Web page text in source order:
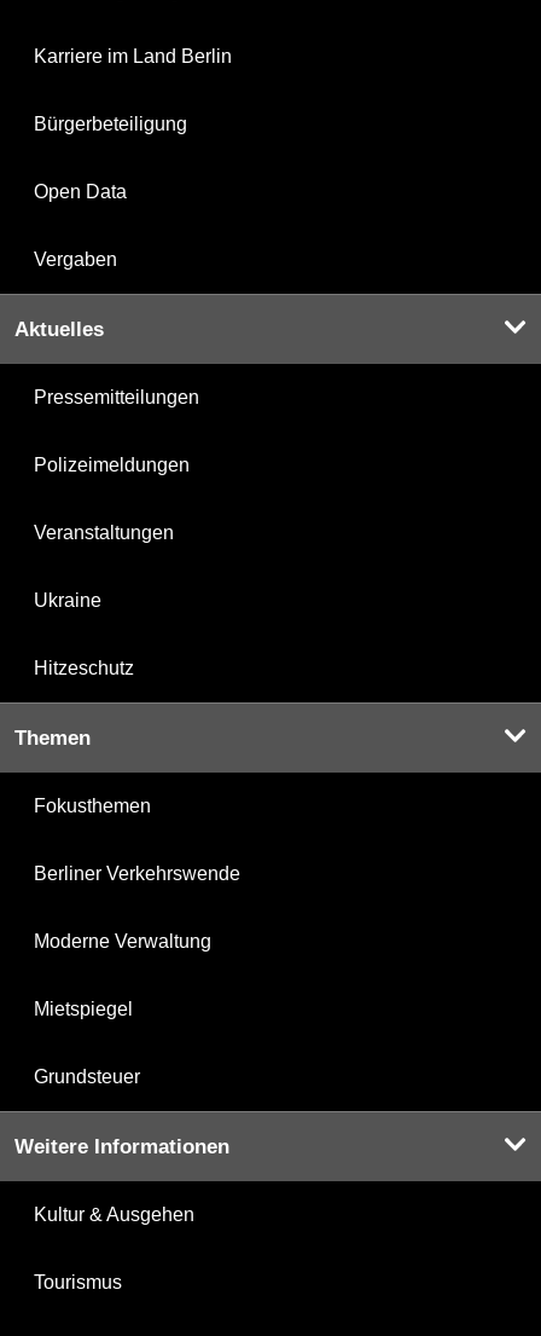
Karriere im Land Berlin
Bürgerbeteiligung
Open Data
Vergaben
Aktuelles
Pressemitteilungen
Polizeimeldungen
Veranstaltungen
Ukraine
Hitzeschutz
Themen
Fokusthemen
Berliner Verkehrswende
Moderne Verwaltung
Mietspiegel
Grundsteuer
Weitere Informationen
Kultur & Ausgehen
Tourismus